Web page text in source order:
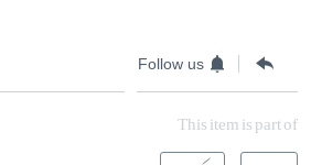
Follow us
This item is part of